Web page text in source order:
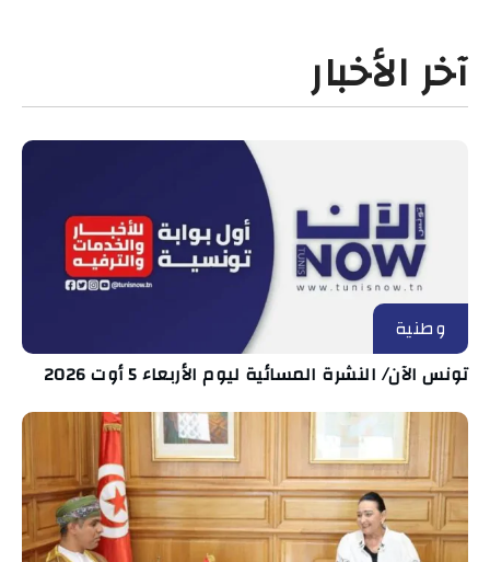
آخر الأخبار
وطنية
تونس الآن/ النشرة المسائية ليوم الأربعاء 5 أوت 2026